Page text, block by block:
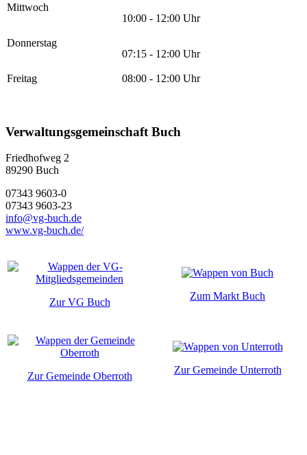
Mittwoch
10:00 - 12:00 Uhr
Donnerstag
07:15 - 12:00 Uhr
Freitag 08:00 - 12:00 Uhr
Verwaltungsgemeinschaft Buch
Friedhofweg 2
89290 Buch
07343 9603-0
07343 9603-23
info@vg-buch.de
www.vg-buch.de/
Zur VG Buch
Zum Markt Buch
Zur Gemeinde Oberroth
Zur Gemeinde Unterroth